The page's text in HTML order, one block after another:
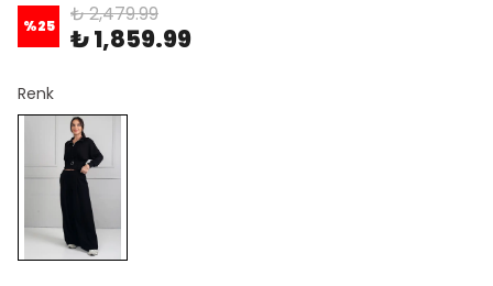
%25 ₺ 2,479.99
₺ 1,859.99
Renk